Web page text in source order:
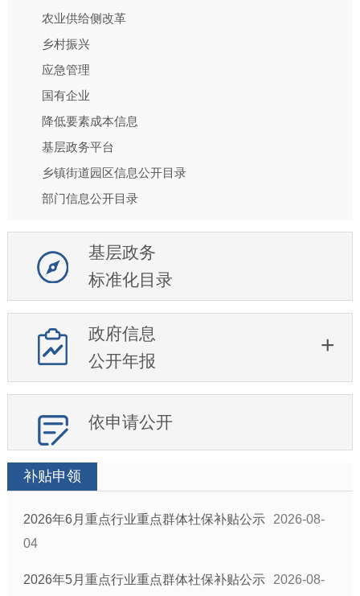
农业供给侧改革
乡村振兴
应急管理
国有企业
降低要素成本信息
基层政务平台
乡镇街道园区信息公开目录
部门信息公开目录
基层政务
标准化目录
政府信息
公开年报
依申请公开
补贴申领
2026年6月重点行业重点群体社保补贴公示
2026-08-
04
2026年5月重点行业重点群体社保补贴公示
2026-08-